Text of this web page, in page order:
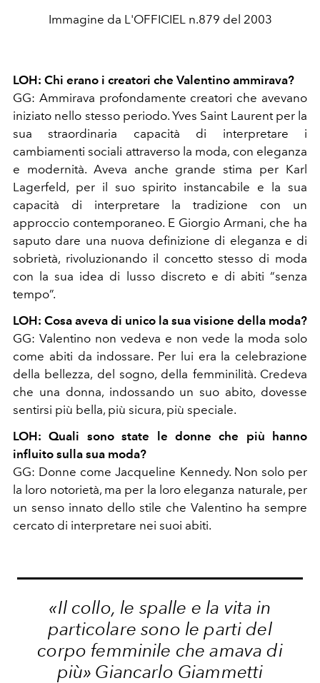
Immagine da L'OFFICIEL n.879 del 2003
LOH: Chi erano i creatori che Valentino ammirava?
GG: Ammirava profondamente creatori che avevano
iniziato nello stesso periodo. Yves Saint Laurent per la
sua straordinaria capacità di interpretare i
cambiamenti sociali attraverso la moda, con eleganza
e modernità. Aveva anche grande stima per Karl
Lagerfeld, per il suo spirito instancabile e la sua
capacità di interpretare la tradizione con un
approccio contemporaneo. E Giorgio Armani, che ha
saputo dare una nuova definizione di eleganza e di
sobrietà, rivoluzionando il concetto stesso di moda
con la sua idea di lusso discreto e di abiti “senza
tempo”.
LOH: Cosa aveva di unico la sua visione della moda?
GG: Valentino non vedeva e non vede la moda solo
come abiti da indossare. Per lui era la celebrazione
della bellezza, del sogno, della femminilità. Credeva
che una donna, indossando un suo abito, dovesse
sentirsi più bella, più sicura, più speciale.
LOH: Quali sono state le donne che più hanno
influito sulla sua moda?
GG: Donne come Jacqueline Kennedy. Non solo per
la loro notorietà, ma per la loro eleganza naturale, per
un senso innato dello stile che Valentino ha sempre
cercato di interpretare nei suoi abiti.
«Il collo, le spalle e la vita in
particolare sono le parti del
corpo femminile che amava di
più» Giancarlo Giammetti